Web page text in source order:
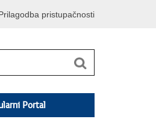
pristupačnosti
Portal